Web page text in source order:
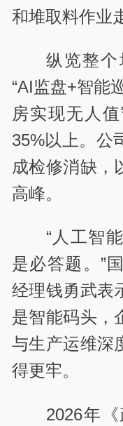
和堆取料作业
纵览整
“AI监盘+智能
房实现无人
35%以上。公
成检修消缺，
高峰。
“人工智
是必答题。”
经理钱勇武表
是智能码头，
与生产运维深
得更牢。
2026年